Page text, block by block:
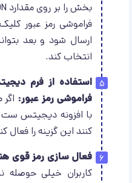
فراموشی رمز عبور
ارسال شود و بعد
انتخاب کند.
استفاده از فرم
فراموشی رمز عبور:
با افزونه دیجیتس ست
کنند این گزینه را فعال
فعال سازی رمز قوی
کاربران خیلی حوصله